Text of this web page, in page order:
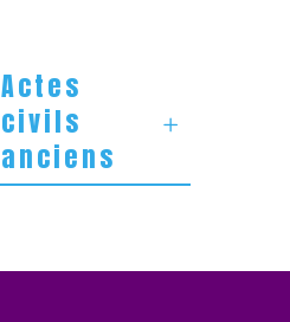
Actes
civils
anciens